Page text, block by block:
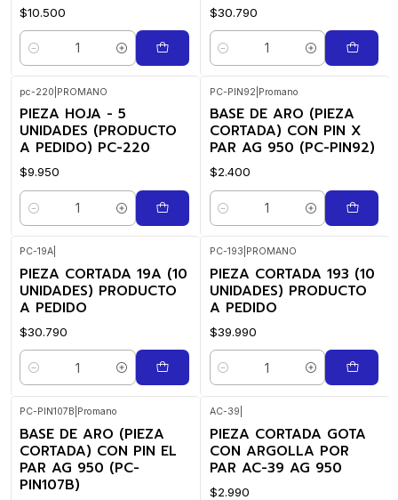
$10.500
Cantidad
$30.790
Cantidad
pc-220 PROMANO
PIEZA HOJA - 5
UNIDADES (PRODUCTO
A PEDIDO) PC-220
$9.950
Cantidad
PC-PIN92 Promano
BASE DE ARO (PIEZA
CORTADA) CON PIN X
PAR AG 950 (PC-PIN92)
$2.400
Cantidad
PC-19A
PIEZA CORTADA 19A (10
UNIDADES) PRODUCTO
A PEDIDO
$30.790
Cantidad
PC-193 PROMANO
PIEZA CORTADA 193 (10
UNIDADES) PRODUCTO
A PEDIDO
$39.990
Cantidad
PC-PIN107B Promano
BASE DE ARO (PIEZA
CORTADA) CON PIN EL
PAR AG 950 (PC-
PIN107B)
AC-39
PIEZA CORTADA GOTA
CON ARGOLLA POR
PAR AC-39 AG 950
$2.990